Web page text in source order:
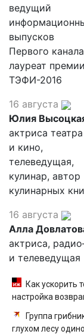
ведущий
выпусков
Первого
лауреат премии
ТЭФИ-2016
16 августа
Юлия
актриса театра
и кино,
телеведущая,
кулинар, автор
кулинарных
16 августа
Алла
актриса,
и телеведущая
Как ускорить
настройка
Группа
глухом лесу